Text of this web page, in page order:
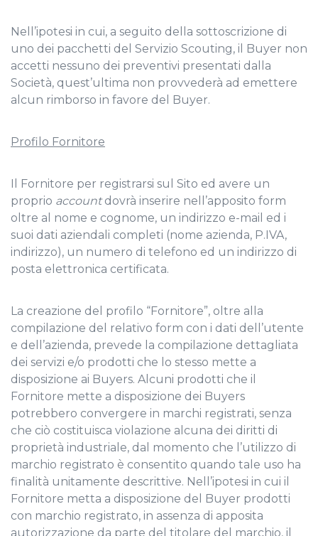
Nell’ipotesi in cui, a seguito della sottoscrizione di
uno dei pacchetti del Servizio Scouting, il Buyer non
accetti nessuno dei preventivi presentati dalla
Società, quest’ultima non provvederà ad emettere
alcun rimborso in favore del Buyer.
Profilo Fornitore
Il Fornitore per registrarsi sul Sito ed avere un
proprio accountdovrà inserire nell’apposito form
oltre al nome e cognome, un indirizzo e-mail ed i
suoi dati aziendali completi (nome azienda, P.IVA,
indirizzo), un numero di telefono ed un indirizzo di
posta elettronica certificata.
La creazione del profilo “Fornitore”, oltre alla
compilazione del relativo form con i dati dell’utente
e dell’azienda, prevede la compilazione dettagliata
dei servizi e/o prodotti che lo stesso mette a
disposizione ai Buyers. Alcuni prodotti che il
Fornitore mette a disposizione dei Buyers
potrebbero convergere in marchi registrati, senza
che ciò costituisca violazione alcuna dei diritti di
proprietà industriale, dal momento che l’utilizzo di
marchio registrato è consentito quando tale uso ha
finalità unitamente descrittive. Nell’ipotesi in cui il
Fornitore metta a disposizione del Buyer prodotti
con marchio registrato, in assenza di apposita
autorizzazione da parte del titolare del marchio, il